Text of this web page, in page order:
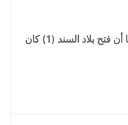
بقلم/ د. زين العابدين كامل سيد ذكرنا سابقًا أن فتح بلاد السند (1) كان